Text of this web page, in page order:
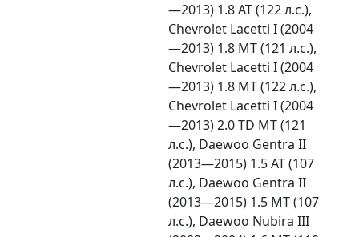
—2013) 1.8 AT (122 л.с.),
Chevrolet Lacetti I (2004
—2013) 1.8 MT (121 л.с.),
Chevrolet Lacetti I (2004
—2013) 1.8 MT (122 л.с.),
Chevrolet Lacetti I (2004
—2013) 2.0 TD MT (121
л.с.), Daewoo Gentra II
(2013—2015) 1.5 AT (107
л.с.), Daewoo Gentra II
(2013—2015) 1.5 MT (107
л.с.), Daewoo Nubira III